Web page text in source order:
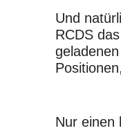
Und
RCDS
Nur einen